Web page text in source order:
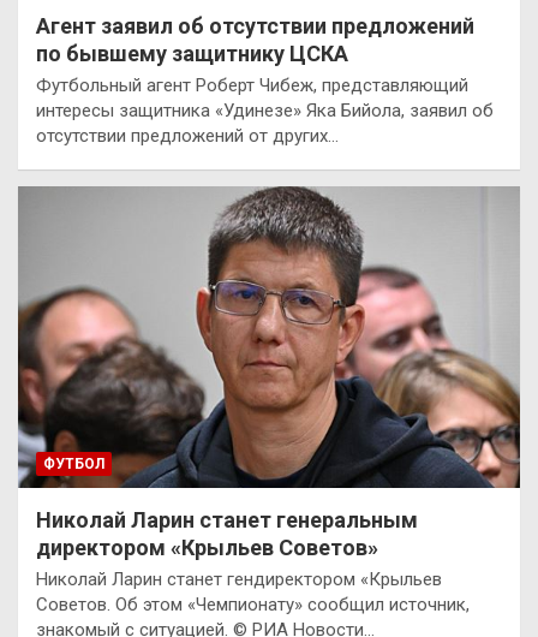
Агент заявил об отсутствии предложений
по бывшему защитнику ЦСКА
Футбольный агент Роберт Чибеж, представляющий
интересы защитника «Удинезе» Яка Бийола, заявил об
отсутствии предложений от других…
ФУТБОЛ
Николай Ларин станет генеральным
директором «Крыльев Советов»
Николай Ларин станет гендиректором «Крыльев
Советов. Об этом «Чемпионату» сообщил источник,
знакомый с ситуацией. © РИА Новости…